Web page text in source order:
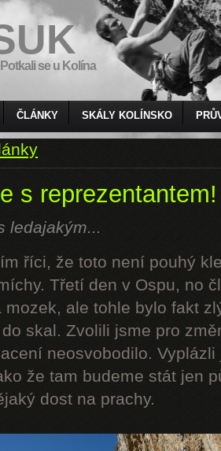
se u Kolína
ČLÁNKY SKÁLY KOLÍNSKO
s reprezentantem!
ledajakým...
říci, že toto není pouhý
Třetí den v Ospu, no
mozek, ale tohle bylo fakt
skal. Zvolili jsme pro
neosvobodilo.
že tam budeme stát jen
dost na prachy.